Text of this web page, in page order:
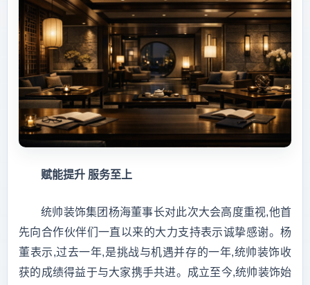
赋能提升 服务至上
统帅装饰集团杨海董事长对此次大会高度重视,他首
先向合作伙伴们一直以来的大力支持表示诚挚感谢。杨
董表示,过去一年,是挑战与机遇并存的一年,统帅装饰收
获的成绩得益于与大家携手共进。成立至今,统帅装饰始